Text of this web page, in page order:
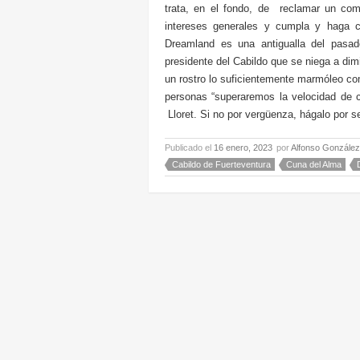
trata, en el fondo, de reclamar un
intereses generales y cumpla y haga
Dreamland es una antigualla del
presidente del Cabildo que se niega a
un rostro lo suficientemente marmóleo
personas “superaremos la velocidad
Lloret. Si no por vergüenza, hágalo por
Publicado el 16 enero, 2023 porAlfonso
Cabildo de Fuerteventura
Cuna del Alma